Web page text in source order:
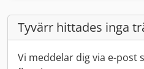
Tyvärr hittades inga
Vi meddelar dig via e-post